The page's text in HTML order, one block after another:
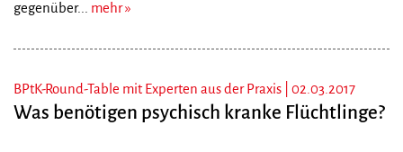
gegenüber... mehr
BPtK-Round-Table mit Experten aus der Praxis | 02.03.2017
Was benötigen psychisch kranke Flüchtlinge?